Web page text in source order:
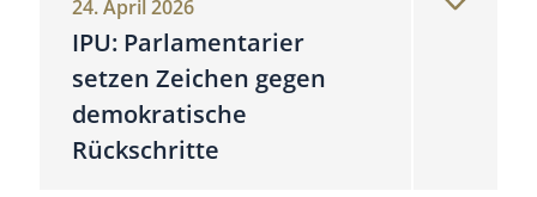
24. April 2026
IPU: Parlamentarier
setzen Zeichen gegen
demokratische
Rückschritte